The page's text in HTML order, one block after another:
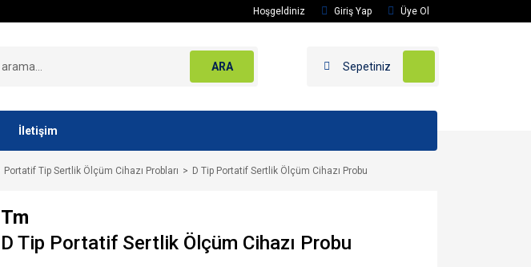
Hoşgeldiniz Giriş Yap Üye Ol
ARA Sepetiniz
İletişim
Portatif Tip Sertlik Ölçüm Cihazı Probları D Tip Portatif Sertlik Ölçüm Cihazı Probu
Tm
D Tip Portatif Sertlik Ölçüm Cihazı Probu